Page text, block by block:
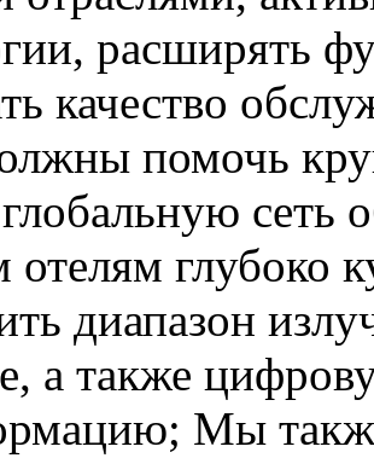
расширять
качество
помочь
глобальную
отелям глубоко
диапазон
а также
Мы